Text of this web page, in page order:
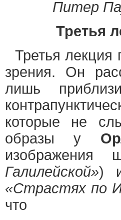
Питер
Третья
Третья лекция
зрения. Он
лишь
которые не
образы у
Галилейской»)
«Страстях по
что